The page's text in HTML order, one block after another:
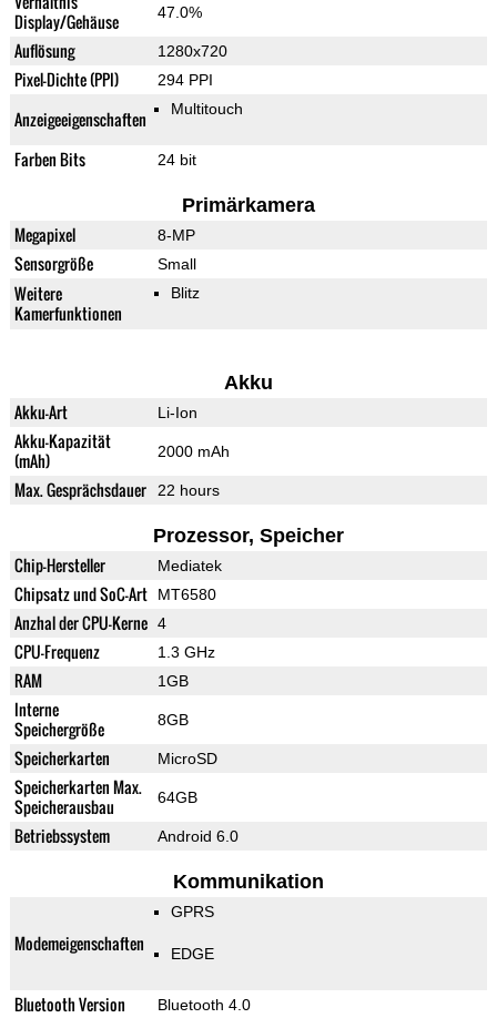
Display/Gehäuse
47.0%
Auflösung 1280x720
Pixel-Dichte (PPI) 294 PPI
Anzeigeeigenschaften Multitouch
Farben Bits 24 bit
Primärkamera
Megapixel 8-MP
Sensorgröße Small
Weitere
Kamerfunktionen
Blitz
Akku
Akku-Art Li-Ion
Akku-Kapazität
(mAh)
2000 mAh
Max. Gesprächsdauer 22 hours
Prozessor, Speicher
Chip-Hersteller Mediatek
Chipsatz und SoC-Art MT6580
Anzhal der CPU-Kerne 4
CPU-Frequenz 1.3 GHz
RAM 1GB
Interne
Speichergröße
8GB
Speicherkarten MicroSD
Speicherkarten Max.
Speicherausbau
64GB
Betriebssystem Android 6.0
Kommunikation
Modemeigenschaften
GPRS
EDGE
Bluetooth Version Bluetooth 4.0